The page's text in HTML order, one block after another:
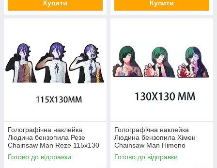
Купити Купити
Голографічна наклейка
Людина бензопила Резе
Chainsaw Man Reze 115x130
мм
Готово до відправки
Голографічна наклейка
Людина бензопила Хімен
Chainsaw Man Himeno
130x130 мм
Готово до відправки